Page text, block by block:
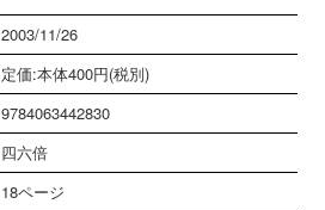
2003/11/26
定価:本体400円(税別)
9784063442830
四六倍
18ページ